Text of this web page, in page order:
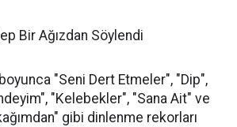
Bir Ağızdan Söylendi
"Seni Dert Etmeler", "Dip",
"Kelebekler", "Sana Ait" ve
gibi dinlenme rekorları